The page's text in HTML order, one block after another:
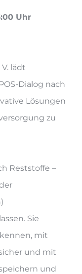
Uhr
lädt
Dialog nach
Lösungen
zu
Reststoffe –
Sie
mit
und mit
und